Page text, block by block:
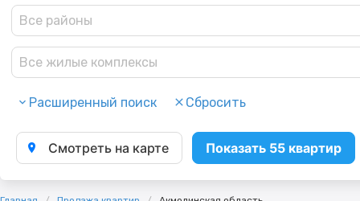
Все районы
Все жилые комплексы
Расширенный поиск Сбросить
Смотреть на карте Показать 55 квартир